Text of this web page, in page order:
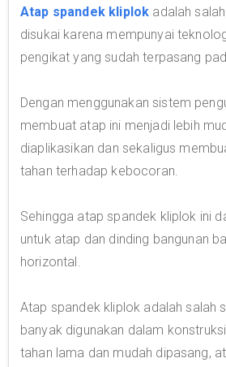
Atap spandek kliplok adalah
disukai karena mempunyai
pengikat yang sudah terpasang
Dengan menggunakan sistem
membuat atap ini menjadi lebih
diaplikasikan dan sekaligus
tahan terhadap kebocoran.
Sehingga atap spandek kliplok ini
untuk atap dan dinding bangunan
horizontal.
Atap spandek kliplok adalah salah
banyak digunakan dalam
tahan lama dan mudah dipasang,